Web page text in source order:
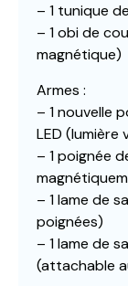
– 1 tunique
– 1 obi de
magnétique)
Armes :
– 1 nouvelle
LED (lumière
– 1 poignée
– 1 lame de
poignées)
– 1 lame de
(attachable